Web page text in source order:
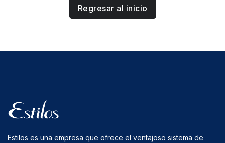
Regresar al inicio
Estilos es una empresa que ofrece el ventajoso sistema de